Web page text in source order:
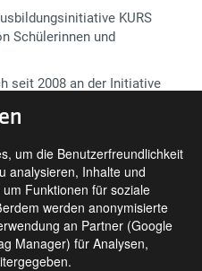
KURS
Schülerinnen und
seit 2008 an der Initiative
um die Benutzerfreundlichkeit
analysieren, Inhalte und
Funktionen für soziale
werden anonymisierte
an Partner (Google
Manager) für Analysen,